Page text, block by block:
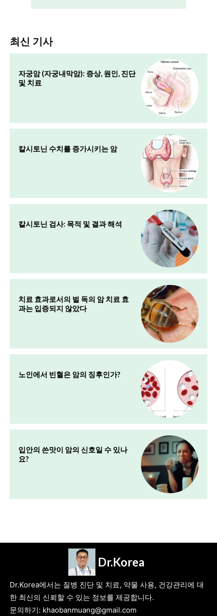
최신 기사
자궁암 (자궁내막암): 증상, 원인, 진단
및 치료
칼시토닌 수치를 증가시키는 암
칼시토닌 검사: 목적 및 결과 해석
치료 효과로서의 벌 독의 암 치료 효
과는 입증되지 않았다
노인에서 빈혈은 암의 징후인가?
입안의 쓴맛이 암의 신호일 수 있나
요?
Dr.Korea
Dr.Korea에서는 질병 진단 및 치료, 약물 사용, 건강관리에 대
한 최신의 신뢰할 수 있는 정보를 제공합니다.
문의하기: khaobanmuang@gmail.com